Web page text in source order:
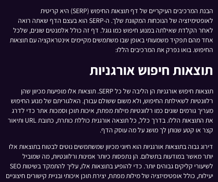
הבנת המרכיבים העיקריים של דף תוצאות החיפוש (SERP) היא קריטית
לאופטימיזציה של הנוכחות המקוונת שלך. ה-SERP הוא בעצם הדף שאתה רואה
לאחר הקלדת שאילתה במנוע חיפוש כמו גוגל. דף זה כולל אלמנטים שונים, שלכל
אחד מהם תפקיד משמעותי באופן שבו משתמשים מקיימים אינטראקציה עם תוצאות
החיפוש. בואו נפרק את המרכיבים הללו:
תוצאות חיפוש אורגניות
תוצאות חיפוש אורגניות הן הליבה של כל SERP. תוצאות אלו מופיעות מכיוון שהן
רלוונטיות לשאילתת החיפוש, ולא משום ששולם עבורן. האלגוריתם של מנוע החיפוש
מעריך גורמים שונים כמו רלוונטיות מילות מפתח, איכות תוכן וסמכות אתר כדי לדרג
את התוצאות הללו. בדרך כלל, כל תוצאה אורגנית כוללת כותרת, כתובת URL ותיאור
קצר או קטע שנותן לך מושג על מה עוסק הדף.
דירוג גבוה בתוצאות אורגניות הוא חיוני מכיוון שמשתמשים נוטים לבטוח בתוצאות אלו
יותר מאשר במודעות בתשלום. הן נתפסות כיותר אמינות ורלוונטיות, מה שמוביל
לשיעורי קליקים גבוהים יותר. כדי להופיע בתוצאות אלו, עליך להתמקד בשיטות SEO
יעילות, כולל אופטימיזציה של מילות מפתח, יצירת תוכן איכותי ובניית קישורים חיצוניים